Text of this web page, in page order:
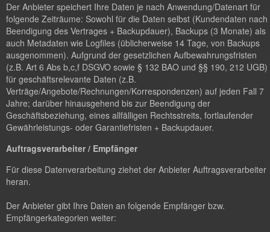
Der Anbieter speichert Ihre Daten je nach Anwendung/Datenart für
folgende Zeiträume: Sowohl für die Daten selbst (Kundendaten nach
Beendigung des Vertrages + Backupdauer), Backups (3 Monate) als
auch Metadaten wie Logfiles (üblicherweise 14 Tage, von Backups
ausgenommen). Aufgrund der gesetzlichen Aufbewahrungsfristen
(z.B. Art 6 Abs b,c,f DSGVO sowie § 132 BAO und §§ 190, 212 UGB)
für geschäftsrelevante Daten (z.B.
Verträge/Angebote/Rechnungen/Korrespondenzen) auf jeden Fall 7
Jahre; darüber hinausgehend bis zur Beendigung der
Geschäftsbeziehung, eines allfälligen Rechtsstreits, fortlaufender
Gewährleistungs- oder Garantiefristen + Backupdauer.
Auftragsverarbeiter / Empfänger
Für diese Datenverarbeitung ziehet der Anbieter Auftragsverarbeiter
heran.
Der Anbieter gibt Ihre Daten an folgende Empfänger bzw.
Empfängerkategorien weiter: